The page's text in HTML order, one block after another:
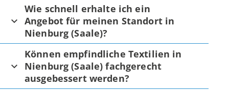
Wie schnell erhalte ich ein
Angebot für meinen Standort in
Nienburg (Saale)?
Können empfindliche Textilien in
Nienburg (Saale) fachgerecht
ausgebessert werden?